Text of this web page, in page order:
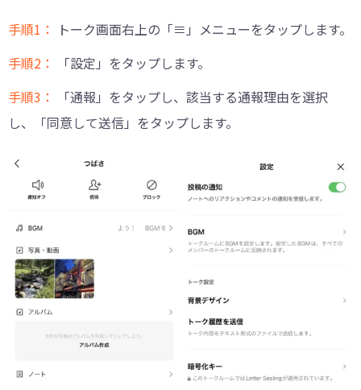
手順1：
トーク画面右上の「≡」メニューをタップします。
手順2：
「設定」をタップします。
手順3：
「通報」をタップし、該当する通報理由を選択
し、「同意して送信」をタップします。